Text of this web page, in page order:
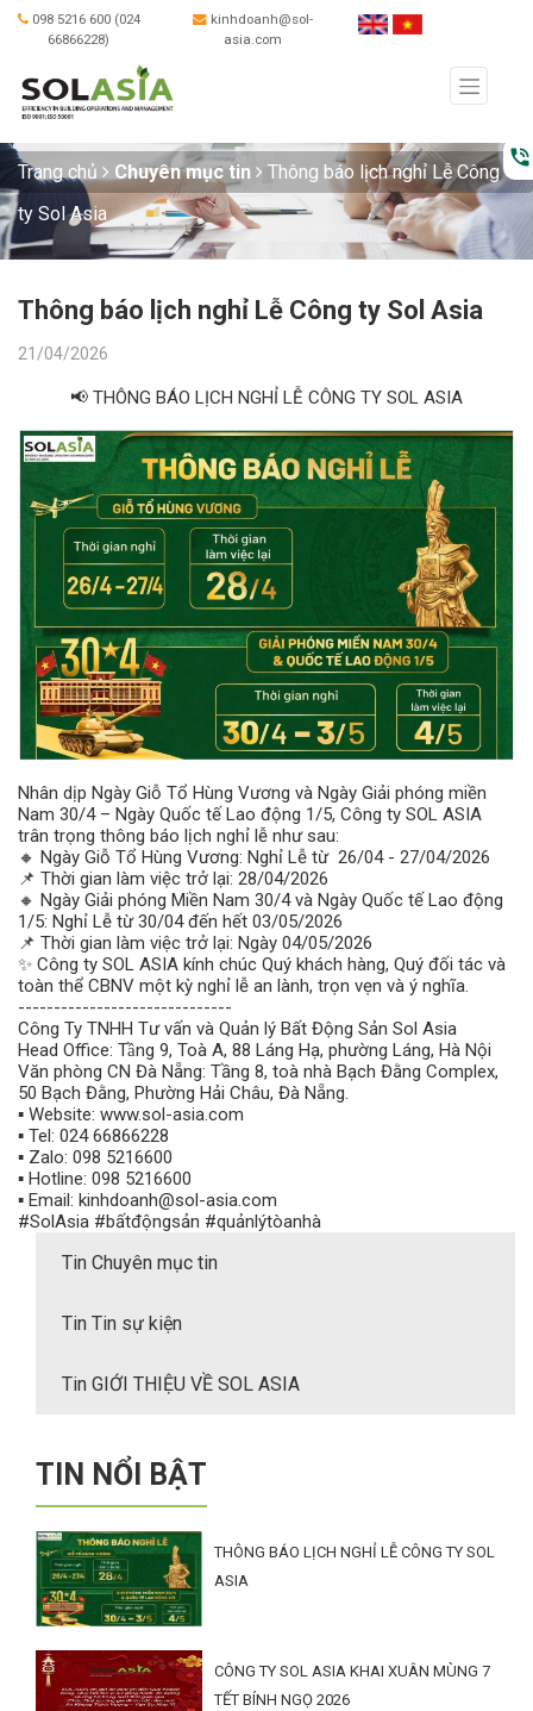
098 5216 600 (024
66866228)
kinhdoanh@sol-
asia.com
phone_in_talk
Trang chủ Chuyên mục tin
Thông báo lịch nghỉ Lễ Công
ty Sol Asia
Thông báo lịch nghỉ Lễ Công ty Sol Asia
21/04/2026
📢 THÔNG BÁO LỊCH NGHỈ LỄ CÔNG TY SOL ASIA
Nhân dịp Ngày Giỗ Tổ Hùng Vương và Ngày Giải phóng miền
Nam 30/4 – Ngày Quốc tế Lao động 1/5, Công ty SOL ASIA
trân trọng thông báo lịch nghỉ lễ như sau:
🔸 Ngày Giỗ Tổ Hùng Vương: Nghỉ Lễ từ 26/04 - 27/04/2026
📌 Thời gian làm việc trở lại: 28/04/2026
🔸 Ngày Giải phóng Miền Nam 30/4 và Ngày Quốc tế Lao động
1/5: Nghỉ Lễ từ 30/04 đến hết 03/05/2026
📌 Thời gian làm việc trở lại: Ngày 04/05/2026
✨ Công ty SOL ASIA kính chúc Quý khách hàng, Quý đối tác và
toàn thể CBNV một kỳ nghỉ lễ an lành, trọn vẹn và ý nghĩa.
------------------------------
Công Ty TNHH Tư vấn và Quản lý Bất Động Sản Sol Asia
Head Office: Tầng 9, Toà A, 88 Láng Hạ, phường Láng, Hà Nội
Văn phòng CN Đà Nẵng: Tầng 8, toà nhà Bạch Đằng Complex,
50 Bạch Đằng, Phường Hải Châu, Đà Nẵng.
▪️ Website: www.sol-asia.com
▪️ Tel: 024 66866228
▪️ Zalo: 098 5216600
▪️ Hotline: 098 5216600
▪️ Email: kinhdoanh@sol-asia.com
#SolAsia #bấtđộngsản #quảnlýtòanhà
Tin Chuyên mục tin
Tin Tin sự kiện
Tin GIỚI THIỆU VỀ SOL ASIA
TIN NỔI BẬT
THÔNG BÁO LỊCH NGHỈ LỄ CÔNG TY SOL
ASIA
CÔNG TY SOL ASIA KHAI XUÂN MÙNG 7
TẾT BÍNH NGỌ 2026